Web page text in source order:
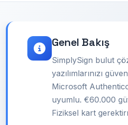
Genel Bakış
SimplySign bulut
yazılımlarınızı
Microsoft
uyumlu. €60.000
Fiziksel kart